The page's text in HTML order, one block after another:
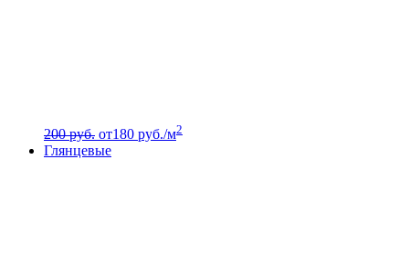
200 руб. от180 руб./м2
Глянцевые